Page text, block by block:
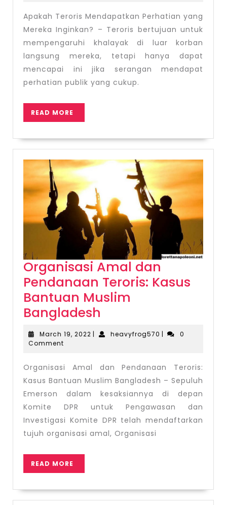
yang
Mereka
Apakah Teroris Mendapatkan Perhatian yang
Mereka Inginkan? – Teroris bertujuan untuk
mempengaruhi khalayak di luar korban
langsung mereka, tetapi hanya dapat
mencapai ini jika serangan mendapat
perhatian publik yang cukup.
READ MORE
MORE
Organisasi Amal dan
Pendanaan Teroris: Kasus
Bantuan Muslim
Bangladesh
Amal
dan
Teroris:
Kasus
Bantuan
Muslim
Bangladesh
March 19, 2022 March
| heavyfrog570 heavyfrog570
|
0
Comment
Organisasi Amal dan Pendanaan Teroris:
Kasus Bantuan Muslim Bangladesh – Sepuluh
Emerson dalam kesaksiannya di depan
Komite DPR untuk Pengawasan dan
Investigasi Komite DPR telah mendaftarkan
tujuh organisasi amal, Organisasi
READ MORE
MORE